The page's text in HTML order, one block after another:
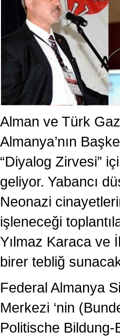
Alman ve Türk
Almanya’nın
“Diyalog Zirvesi”
geliyor. Yabancı
Neonazi
işleneceği
Yılmaz Karaca ve
birer tebliğ
Federal Almanya
Merkezi ‘nin
Politische Bildung-